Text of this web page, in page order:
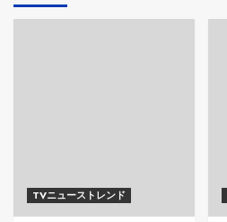
TVニューストレンド